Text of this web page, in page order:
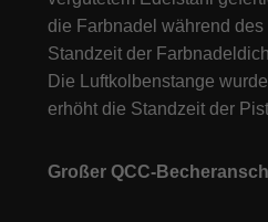
die Farbnadel während
Standzeit der
Die Luftkolbenstange
erhöht die Standzeit der
Großer QCC-